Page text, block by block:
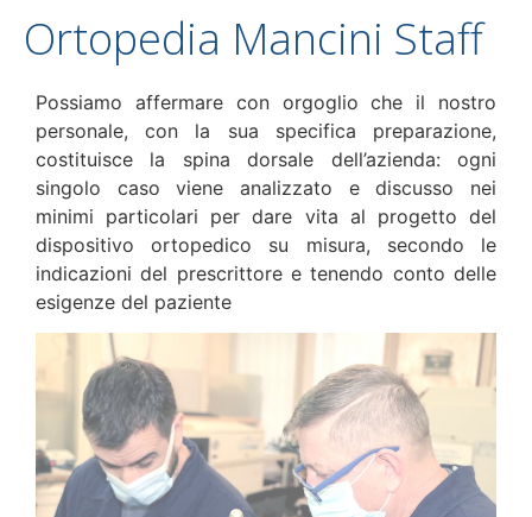
Ortopedia Mancini Staff
Possiamo affermare con orgoglio che il nostro
personale, con la sua specifica preparazione,
costituisce la spina dorsale dell’azienda: ogni
singolo caso viene analizzato e discusso nei
minimi particolari per dare vita al progetto del
dispositivo ortopedico su misura, secondo le
indicazioni del prescrittore e tenendo conto delle
esigenze del paziente